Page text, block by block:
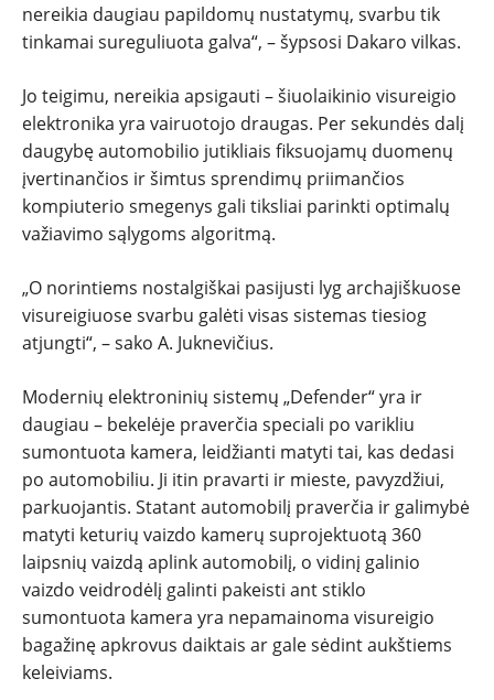
nereikia daugiau papildomų nustatymų, svarbu tik
tinkamai sureguliuota galva“, – šypsosi Dakaro vilkas.
Jo teigimu, nereikia apsigauti – šiuolaikinio visureigio
elektronika yra vairuotojo draugas. Per sekundės dalį
daugybę automobilio jutikliais fiksuojamų duomenų
įvertinančios ir šimtus sprendimų priimančios
kompiuterio smegenys gali tiksliai parinkti optimalų
važiavimo sąlygoms algoritmą.
„O norintiems nostalgiškai pasijusti lyg archajiškuose
visureigiuose svarbu galėti visas sistemas tiesiog
atjungti“, – sako A. Juknevičius.
Modernių elektroninių sistemų „Defender“ yra ir
daugiau – bekelėje praverčia speciali po varikliu
sumontuota kamera, leidžianti matyti tai, kas dedasi
po automobiliu. Ji itin pravarti ir mieste, pavyzdžiui,
parkuojantis. Statant automobilį praverčia ir galimybė
matyti keturių vaizdo kamerų suprojektuotą 360
laipsnių vaizdą aplink automobilį, o vidinį galinio
vaizdo veidrodėlį galinti pakeisti ant stiklo
sumontuota kamera yra nepamainoma visureigio
bagažinę apkrovus daiktais ar gale sėdint aukštiems
keleiviams.